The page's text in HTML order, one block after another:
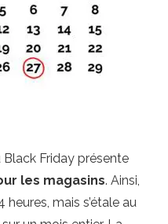
Friday présente
les magasins. Ainsi,
heures, mais s’étale au